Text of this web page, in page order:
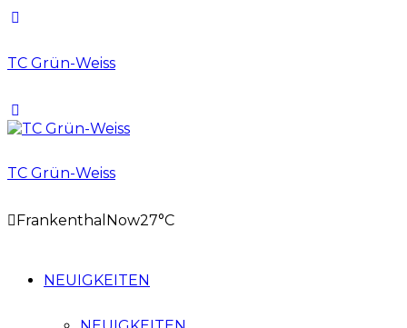
TC Grün-Weiss
TC Grün-Weiss
Frankenthal Now27°C
NEUIGKEITEN